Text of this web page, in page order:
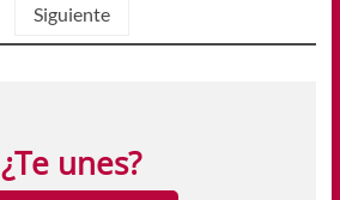
Siguiente
¿Te unes?